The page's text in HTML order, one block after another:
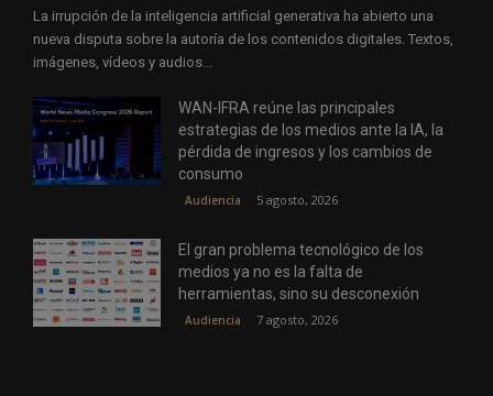
La irrupción de la inteligencia artificial generativa ha abierto una
nueva disputa sobre la autoría de los contenidos digitales. Textos,
imágenes, vídeos y audios...
WAN-IFRA reúne las principales
estrategias de los medios ante la IA, la
pérdida de ingresos y los cambios de
consumo
Audiencia 5 agosto, 2026
El gran problema tecnológico de los
medios ya no es la falta de
herramientas, sino su desconexión
Audiencia 7 agosto, 2026